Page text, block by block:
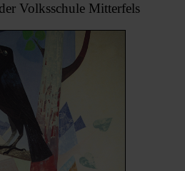
Volksschule Mitterfels